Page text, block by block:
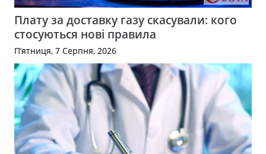
Плату за доставку газу скасували: кого
стосуються нові правила
П’ятниця, 7 Серпня, 2026